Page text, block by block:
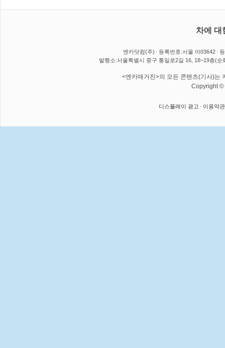
차에 대
엔카닷컴(주) 등록번호:서울 아03642
발행소:서울특별시 중구 통일로2길 16, 18~19층(순
<엔카매거진>의 모든 콘텐츠(기사)는
Copyright ©
디스플레이 광고 이용약관